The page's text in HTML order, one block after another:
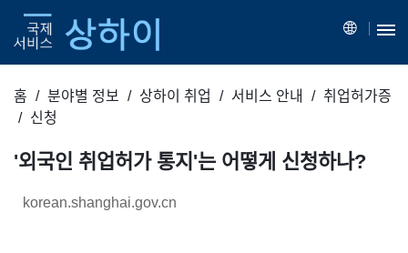
홈 분야별 정보 상하이 취업 서비스 안내
취업허가증
신청
'외국인 취업허가 통지'는 어떻게 신청하나?
korean.shanghai.gov.cn